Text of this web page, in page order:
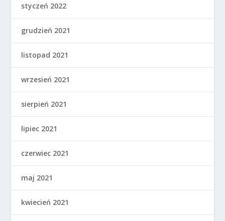
styczeń 2022
grudzień 2021
listopad 2021
wrzesień 2021
sierpień 2021
lipiec 2021
czerwiec 2021
maj 2021
kwiecień 2021